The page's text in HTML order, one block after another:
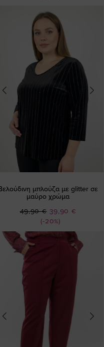
μπλούζα με glitter σε
μαύρο χρώμα
(-20%)
Ειδική
Τιμή
39,90 €
49,90 €